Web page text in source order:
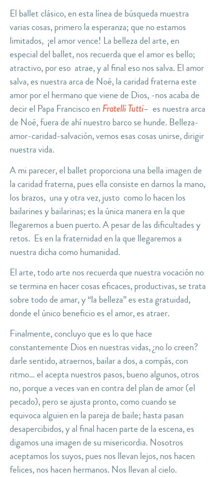
El ballet clásico, en esta línea de búsqueda muestra
varias cosas, primero la esperanza; que no estamos
limitados, ¡el amor vence! La belleza del arte, en
especial del ballet, nos recuerda que el amor es bello;
atractivo, por eso atrae, y al final eso nos salva. El amor
salva, es nuestra arca de Noé, la caridad fraterna este
amor por el hermano que viene de Dios, -nos acaba de
decir el Papa Francisco enFratelli Tutti– es nuestra arca
de Noé, fuera de ahí nuestro barco se hunde. Belleza-
amor-caridad-salvación, vemos esas cosas unirse, dirigir
nuestra vida.
A mi parecer, el ballet proporciona una bella imagen de
la caridad fraterna, pues ella consiste en darnos la mano,
los brazos, una y otra vez, justo como lo hacen los
bailarines y bailarinas; es la única manera en la que
llegaremos a buen puerto. A pesar de las dificultades y
retos. Es en la fraternidad en la que llegaremos a
nuestra dicha como humanidad.
El arte, todo arte nos recuerda que nuestra vocación no
se termina en hacer cosas eficaces, productivas, se trata
sobre todo de amar, y “la belleza” es esta gratuidad,
donde el único beneficio es el amor, es atraer.
Finalmente, concluyo que es lo que hace
constantemente Dios en nuestras vidas, ¿no lo creen?
darle sentido, atraernos, bailar a dos, a compás, con
ritmo… el acepta nuestros pasos, bueno algunos, otros
no, porque a veces van en contra del plan de amor (el
pecado), pero se ajusta pronto, como cuando se
equivoca alguien en la pareja de baile; hasta pasan
desapercibidos, y al final hacen parte de la escena, es
digamos una imagen de su misericordia. Nosotros
aceptamos los suyos, pues nos llevan lejos, nos hacen
felices, nos hacen hermanos. Nos llevan al cielo.